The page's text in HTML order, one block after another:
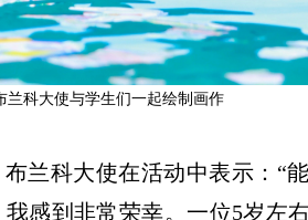
兰科大使与学生们一起绘制画作
布兰科大使在活动中表示：“
我感到非常荣幸。一位5岁左